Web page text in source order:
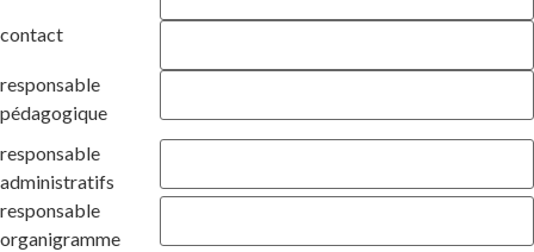
contact
responsable
pédagogique
responsable
administratifs
responsable
organigramme